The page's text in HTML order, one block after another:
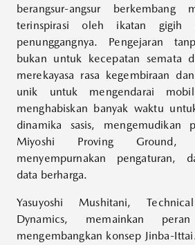
berangsur-angsur berkembang
terinspirasi oleh ikatan gigih
penunggangnya. Pengejaran
bukan untuk kecepatan semata
merekayasa rasa kegembiraan
unik untuk mengendarai
menghabiskan banyak waktu
dinamika sasis, mengemudikan
Miyoshi Proving Ground,
menyempurnakan pengaturan,
data berharga.
Yasuyoshi Mushitani,
Dynamics, memainkan
mengembangkan konsep Jinba-